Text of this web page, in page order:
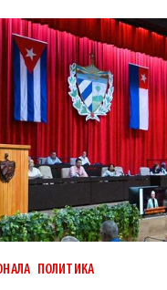
ПОЛИТИКА